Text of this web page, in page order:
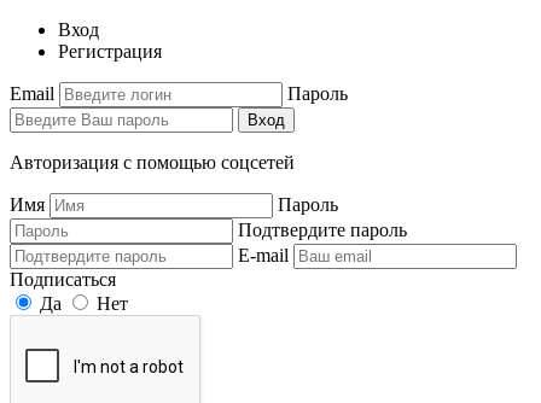
Вход
Регистрация
Email Пароль
Вход
Авторизация с помощью соцсетей
Имя
Пароль
Подтвердите пароль
E-mail
Подписаться
Да
Нет